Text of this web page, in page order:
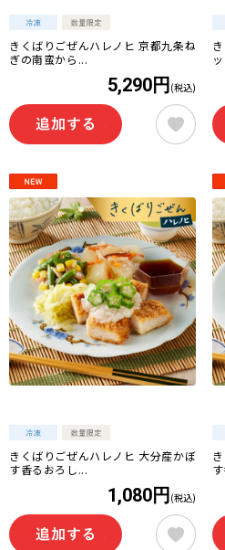
きくばりごぜんハレノヒ 京都九条ね
ぎの南蛮から...
5,290円 (税込)
きくばりごぜんハレノヒ 大分産かぼ
す香るおろし...
1,080円 (税込)